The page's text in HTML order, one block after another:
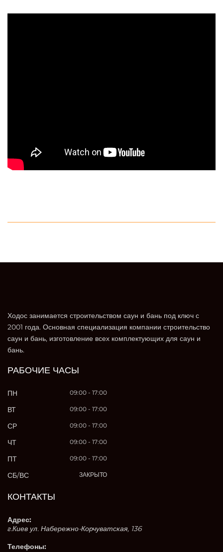
Ходос занимается строительством саун и бань под ключ с
2001 года. Основная специализация компании строительство
саун и бань, изготовление всех комплектующих для саун и
бань.
РАБОЧИЕ ЧАСЫ
ПН 09:00 - 17:00
ВТ 09:00 - 17:00
СР 09:00 - 17:00
ЧТ 09:00 - 17:00
ПТ 09:00 - 17:00
СБ/ВС ЗАКРЫТО
КОНТАКТЫ
Адрес:
г.Киев ул. Набережно-Корчуватская, 136
Телефоны: